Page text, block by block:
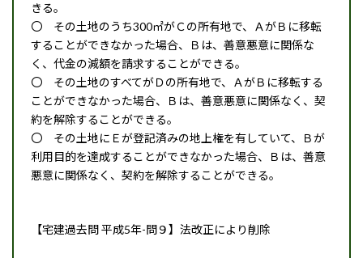
きる。
〇 その土地のうち300㎡がＣの所有地で、ＡがＢに移転
することができなかった場合、Ｂは、善意悪意に関係な
く、代金の減額を請求することができる。
〇 その土地のすべてがＤの所有地で、ＡがＢに移転する
ことができなかった場合、Ｂは、善意悪意に関係なく、契
約を解除することができる。
〇 その土地にＥが登記済みの地上権を有していて、Ｂが
利用目的を達成することができなかった場合、Ｂは、善意
悪意に関係なく、契約を解除することができる。
【宅建過去問 平成5年-問９】法改正により削除